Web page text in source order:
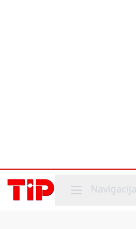
Mobile menu
Navigacija